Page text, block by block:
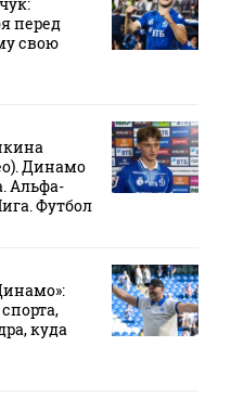
перед
свою
Динамо
Альфа-
Футбол
куда